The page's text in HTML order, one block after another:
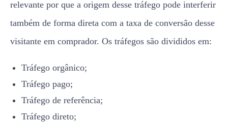
relevante por que a origem desse tráfego pode interferir
também de forma direta com a taxa de conversão desse
visitante em comprador. Os tráfegos são divididos em:
Tráfego orgânico;
Tráfego pago;
Tráfego de referência;
Tráfego direto;